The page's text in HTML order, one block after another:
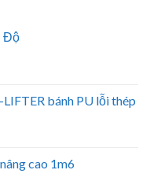
Độ
bánh PU lỗi thép
cao 1m6